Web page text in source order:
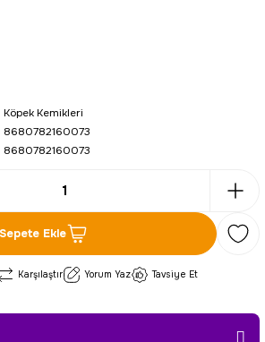
Köpek Kemikleri
8680782160073
8680782160073
Sepete Ekle
Karşılaştır Yorum Yaz Tavsiye Et